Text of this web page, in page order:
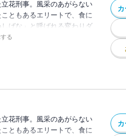
な力を語り、辛味部が登場
ージャン)入り豆乳鍋を入魂
花刑事。風采のあがらない
ともあるエリートで、食に
ばな」と呼ばれる変わりダ
報を生かして事件の真相に
トカレーの地殻変動や奥の
新キャラ・サイバー犯罪担
堂の登場でかき回される城
増す、健康増進の12編！
る
花刑事。風采のあがらない
ともあるエリートで、食に